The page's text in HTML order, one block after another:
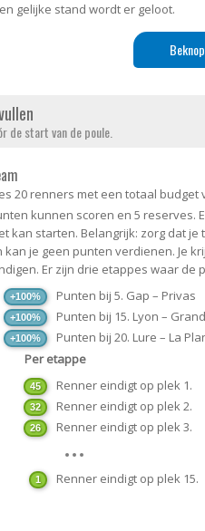
gelijke stand wordt er geloot.
de start van de poule.
20 renners met een totaal budget
kunnen scoren en 5 reserves.
kan starten. Belangrijk: zorg dat
kan je geen punten verdienen. Je
Er zijn drie etappes waar de
+100% Punten bij 5. Gap – Privas
+100% Punten bij 15. Lyon –
+100%
Punten bij 20. Lure – La
Per etappe
45 Renner eindigt op plek 1.
32 Renner eindigt op plek 2.
26 Renner eindigt op plek 3.
1 Renner eindigt op plek 15.